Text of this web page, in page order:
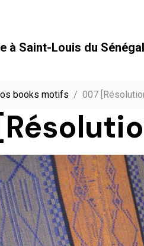
à Saint-Louis du Sénégal
books motifs 007